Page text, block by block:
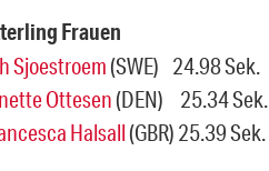
Frauen
Sjoestroem(SWE) 24.98 Sek.
Ottesen(DEN) 25.34 Sek.
Halsall(GBR) 25.39 Sek.